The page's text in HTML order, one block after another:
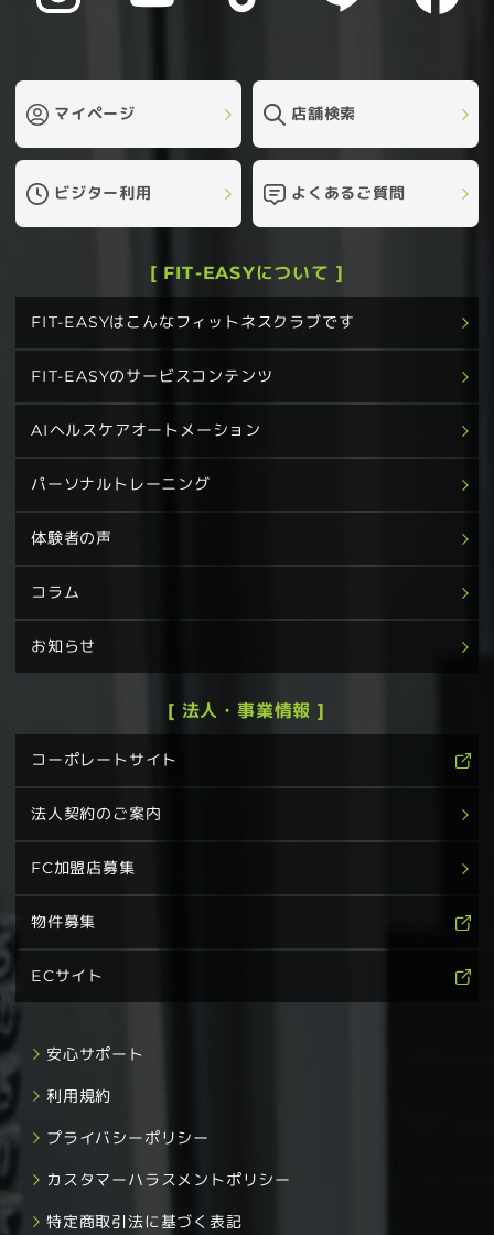
マイページ 店舗検索
ビジター利用 よくあるご質問
[ FIT-EASYについて ]
FIT-EASYはこんなフィットネスクラブです
FIT-EASYのサービスコンテンツ
AIヘルスケアオートメーション
パーソナルトレーニング
体験者の声
コラム
お知らせ
[ 法人・事業情報 ]
コーポレートサイト
法人契約のご案内
FC加盟店募集
物件募集
ECサイト
安心サポート
利用規約
プライバシーポリシー
カスタマーハラスメントポリシー
特定商取引法に基づく表記